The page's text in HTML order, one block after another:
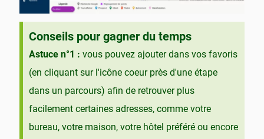
Conseils pour gagner du temps
Astuce n°1 : vous pouvez ajouter dans vos favoris
(en cliquant sur l'icône coeur près d'une étape
dans un parcours) afin de retrouver plus
facilement certaines adresses, comme votre
bureau, votre maison, votre hôtel préféré ou encore